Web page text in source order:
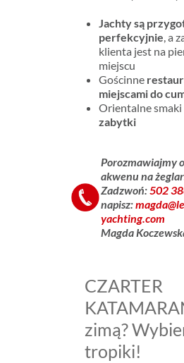
Jachtysą
perfekcyjnie, a
klienta jest na
miejscu
Gościnne
miejscami do
Orientalne smaki
zabytki
Porozmawiajmy
akwenuna
Zadzwoń:502
napisz:
yachting.com
Magda
CZARTER
zimą?
tropiki!